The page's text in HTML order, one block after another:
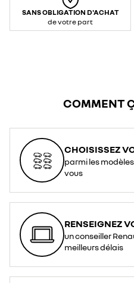
SANS OBLIGATION D'ACHAT
de votre part
COMMENT
CHOISISSEZ
parmi les
vous
RENSEIGNEZ
un conseiller
meilleurs délais